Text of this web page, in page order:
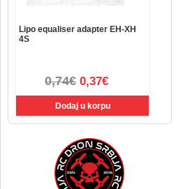
Lipo equaliser adapter EH-XH
4S
0,74€ 0,37€